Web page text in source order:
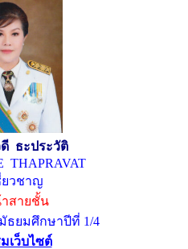
ธะประวัติ
THAPRAVAT
ยวชาญ
สายชั้น
ธยมศึกษาปีที่ 1/4
เว็บไซต์